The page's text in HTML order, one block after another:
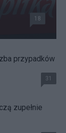
18
przypadków
31
zupełnie